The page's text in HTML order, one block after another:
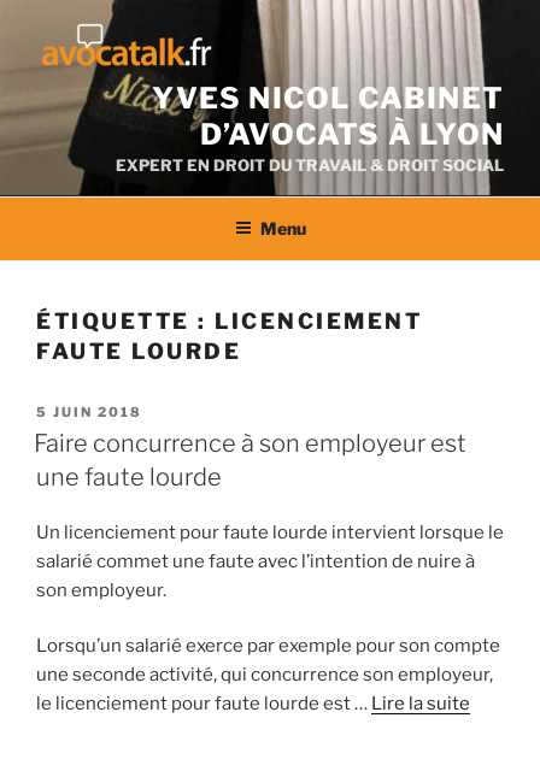
contenu
YVES NICOL CABINET
D’AVOCATS À LYON
EXPERT EN DROIT DU TRAVAIL & DROIT SOCIAL
Menu
ÉTIQUETTE : LICENCIEMENT
FAUTE LOURDE
PUBLIÉ
LE
5 JUIN 2018
Faire concurrence à son employeur est
une faute lourde
Un licenciement pour faute lourde intervient lorsque le
salarié commet une faute avec l’intention de nuire à
son employeur.
Lorsqu’un salarié exerce par exemple pour son compte
une seconde activité, qui concurrence son employeur,
le licenciement pour faute lourde est … Lire la suite